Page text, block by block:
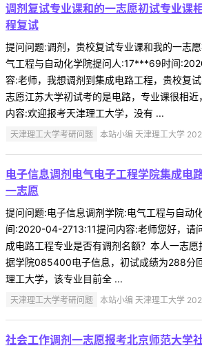
调剂复试专业课和的一志愿初试专业课
程复试
提问问题:调剂，贵校复试专业课和我的一志
气工程与自动化学院提问人:17***69时间
容:老师，我想调剂到集成电路工程，贵校复
志愿江苏大学初试考的是电路，专业课很相
内容:欢迎报考天津理工大学，没有 ...
天津理工大学考研问题 本站小编 天津理工大学
电子信息调剂电气电子工程学院集成电
一志愿
提问问题:电子信息调剂学院:电气工程与自动
间:2020-04-2713:11提问内容:老师您好，请
成电路工程专业是否有调剂名额？本人一志
据学院085400电子信息，初试成绩为288分
理工大学，该专业目前全 ...
天津理工大学考研问题 本站小编 天津理工大学
社会工作调剂一志愿报考北京师范大学